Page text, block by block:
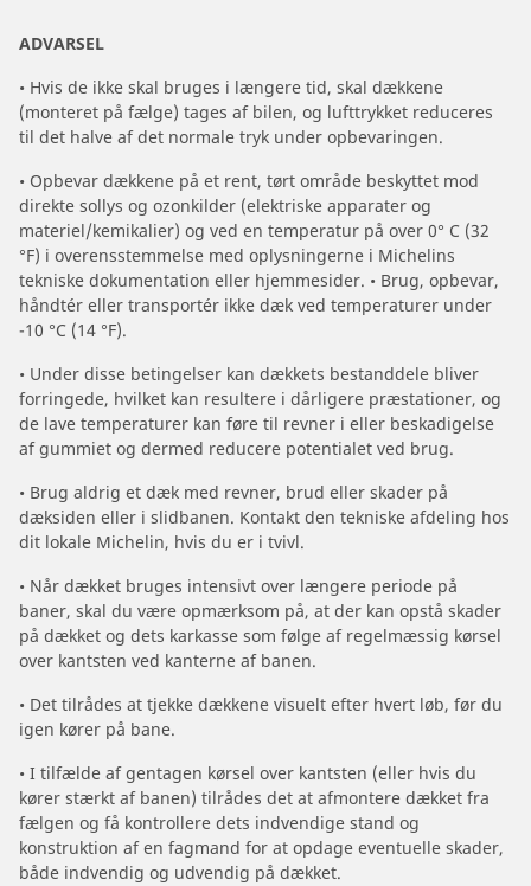
ADVARSEL
• Hvis de ikke skal bruges i længere tid, skal dækkene
(monteret på fælge) tages af bilen, og lufttrykket reduceres
til det halve af det normale tryk under opbevaringen.
• Opbevar dækkene på et rent, tørt område beskyttet mod
direkte sollys og ozonkilder (elektriske apparater og
materiel/kemikalier) og ved en temperatur på over 0° C (32
°F) i overensstemmelse med oplysningerne i Michelins
tekniske dokumentation eller hjemmesider. • Brug, opbevar,
håndtér eller transportér ikke dæk ved temperaturer under
-10 °C (14 °F).
• Under disse betingelser kan dækkets bestanddele bliver
forringede, hvilket kan resultere i dårligere præstationer, og
de lave temperaturer kan føre til revner i eller beskadigelse
af gummiet og dermed reducere potentialet ved brug.
• Brug aldrig et dæk med revner, brud eller skader på
dæksiden eller i slidbanen. Kontakt den tekniske afdeling hos
dit lokale Michelin, hvis du er i tvivl.
• Når dækket bruges intensivt over længere periode på
baner, skal du være opmærksom på, at der kan opstå skader
på dækket og dets karkasse som følge af regelmæssig kørsel
over kantsten ved kanterne af banen.
• Det tilrådes at tjekke dækkene visuelt efter hvert løb, før du
igen kører på bane.
• I tilfælde af gentagen kørsel over kantsten (eller hvis du
kører stærkt af banen) tilrådes det at afmontere dækket fra
fælgen og få kontrollere dets indvendige stand og
konstruktion af en fagmand for at opdage eventuelle skader,
både indvendig og udvendig på dækket.